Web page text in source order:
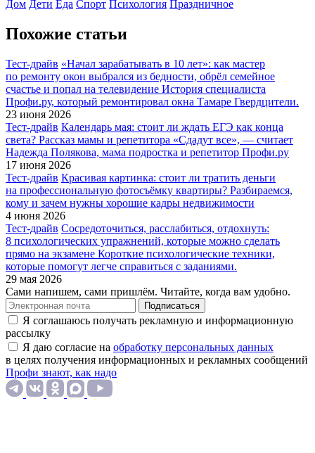
Дом Дети Еда Спорт Психология Праздничное
Похожие статьи
Тест-драйв «Начал зарабатывать в 10 лет»: как мастер
по ремонту окон выбрался из бедности, обрёл семейное
счастье и попал на телевидение История специалиста
Профи.ру, который ремонтировал окна Тамаре Гвердцители.
23 июня 2026
Тест-драйв Календарь мая: стоит ли ждать ЕГЭ как конца
света? Рассказ мамы и репетитора «Сдадут все», — считает
Надежда Полякова, мама подростка и репетитор Профи.ру
17 июня 2026
Тест-драйв Красивая картинка: стоит ли тратить деньги
на профессиональную фотосъёмку квартиры? Разбираемся,
кому и зачем нужны хорошие кадры недвижимости
4 июня 2026
Тест-драйв Сосредоточиться, расслабиться, отдохнуть:
8 психологических упражнений, которые можно сделать
прямо на экзамене Короткие психологические техники,
которые помогут легче справиться с заданиями.
29 мая 2026
Сами напишем, сами пришлём. Читайте, когда вам удобно.
Подписаться
Я соглашаюсь получать рекламную и информационную
рассылку
Я даю согласие на обработку персональных данных
в целях получения информационных и рекламных сообщений
Профи знают, как надо